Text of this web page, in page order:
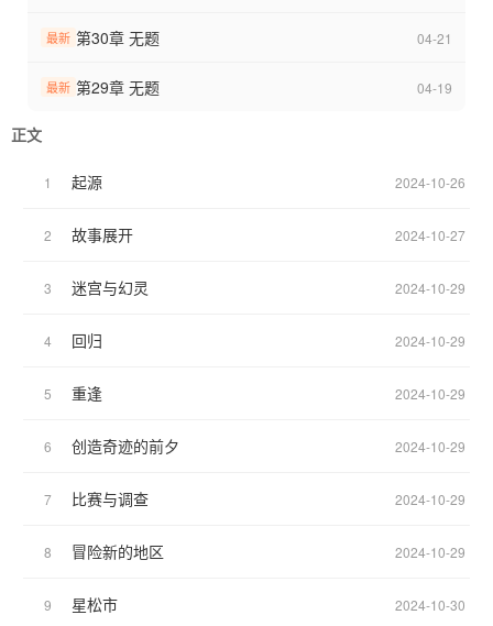
最新 第30章 无题 04-21
最新 第29章 无题 04-19
正文
1 起源 2024-10-26
2 故事展开 2024-10-27
3 迷宫与幻灵 2024-10-29
4 回归 2024-10-29
5 重逢 2024-10-29
6 创造奇迹的前夕 2024-10-29
7 比赛与调查 2024-10-29
8 冒险新的地区 2024-10-29
9 星松市 2024-10-30